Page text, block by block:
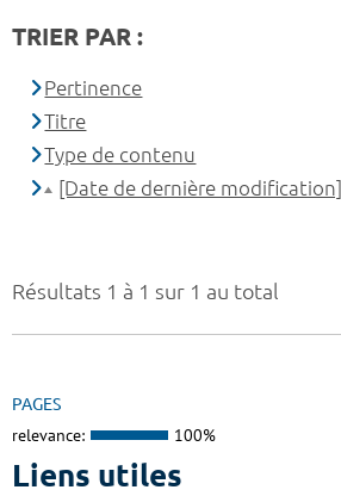
Résultats 1 à 1 sur 1 au total
PAGES
relevance: 100%
Liens utiles
TRIER PAR :
Pertinence
Titre
Type de contenu
[Date de dernière modification]